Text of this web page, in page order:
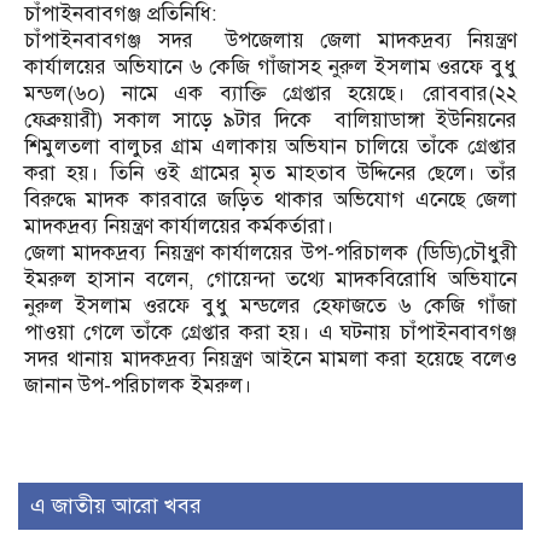
চাঁপাইনবাবগঞ্জ প্রতিনিধি:
চাঁপাইনবাবগঞ্জ সদর উপজেলায় জেলা মাদকদ্রব্য নিয়ন্ত্রণ
কার্যালয়ের অভিযানে ৬ কেজি গাঁজাসহ নুরুল ইসলাম ওরফে বুধু
মন্ডল(৬০) নামে এক ব্যাক্তি গ্রেপ্তার হয়েছে। রোববার(২২
ফেব্রুয়ারী) সকাল সাড়ে ৯টার দিকে বালিয়াডাঙ্গা ইউনিয়নের
শিমুলতলা বালুচর গ্রাম এলাকায় অভিযান চালিয়ে তাঁকে গ্রেপ্তার
করা হয়। তিনি ওই গ্রামের মৃত মাহতাব উদ্দিনের ছেলে। তাঁর
বিরুদ্ধে মাদক কারবারে জড়িত থাকার অভিযোগ এনেছে জেলা
মাদকদ্রব্য নিয়ন্ত্রণ কার্যালয়ের কর্মকর্তারা।
জেলা মাদকদ্রব্য নিয়ন্ত্রণ কার্যালয়ের উপ-পরিচালক (ডিডি)চৌধুরী
ইমরুল হাসান বলেন, গোয়েন্দা তথ্যে মাদকবিরোধি অভিযানে
নুরুল ইসলাম ওরফে বুধু মন্ডলের হেফাজতে ৬ কেজি গাঁজা
পাওয়া গেলে তাঁকে গ্রেপ্তার করা হয়। এ ঘটনায় চাঁপাইনবাবগঞ্জ
সদর থানায় মাদকদ্রব্য নিয়ন্ত্রণ আইনে মামলা করা হয়েছে বলেও
জানান উপ-পরিচালক ইমরুল।
এ জাতীয় আরো খবর